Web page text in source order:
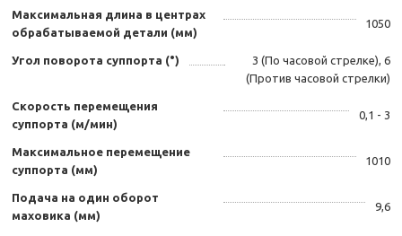
Максимальная длина в центрах
обрабатываемой детали (мм)
1050
Угол поворота суппорта (°)
3 (По часовой стрелке), 6
(Против часовой стрелки)
Скорость перемещения
суппорта (м/мин)
0,1 - 3
Максимальное перемещение
суппорта (мм)
1010
Подача на один оборот
маховика (мм)
9,6